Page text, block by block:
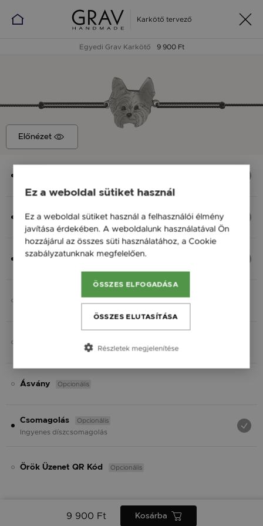
Karkötő tervező
Egyedi Grav Karkötő 9 900 Ft
Előnézet
Ezüst 925, M - kb 18 cm
9 900 Ft
Fonal
Opcionális
Opcionális
Ásvány Opcionális
Csomagolás Opcionális
Ingyenes díszcsomagolás
Örök Üzenet QR Kód Opcionális
9 900 Ft Kosárba
Ez a weboldal sütiket használ
Ez a weboldal sütiket használ a felhasználói élmény
javítása érdekében. A weboldalunk használatával Ön
hozzájárul az összes süti használatához, a Cookie
szabályzatunknak megfelelően.
ÖSSZES ELFOGADÁSA
ÖSSZES ELUTASÍTÁSA
Részletek megjelenítése